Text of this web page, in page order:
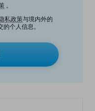
。
私政策与境内外的
个人信息。